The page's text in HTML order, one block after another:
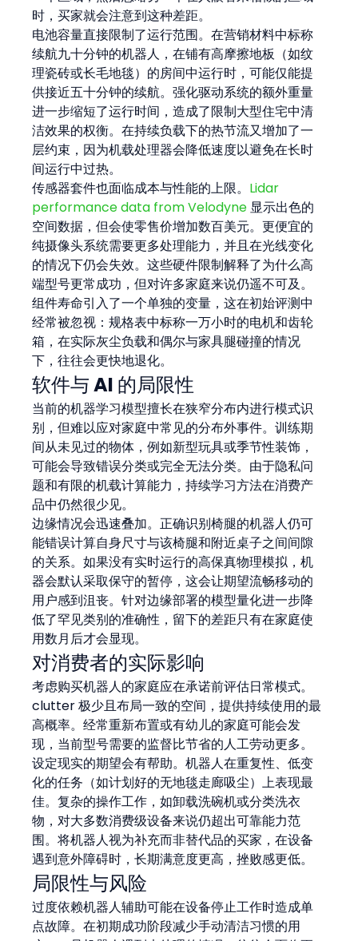
时，买家就会注意到这种差距。
电池容量直接限制了运行范围。在营销材料中标称
续航九十分钟的机器人，在铺有高摩擦地板（如纹
理瓷砖或长毛地毯）的房间中运行时，可能仅能提
供接近五十分钟的续航。强化驱动系统的额外重量
进一步缩短了运行时间，造成了限制大型住宅中清
洁效果的权衡。在持续负载下的热节流又增加了一
层约束，因为机载处理器会降低速度以避免在长时
间运行中过热。
传感器套件也面临成本与性能的上限。 Lidar
performance data from Velodyne 显示出色的
空间数据，但会使零售价增加数百美元。更便宜的
纯摄像头系统需要更多处理能力，并且在光线变化
的情况下仍会失效。这些硬件限制解释了为什么高
端型号更常成功，但对许多家庭来说仍遥不可及。
组件寿命引入了一个单独的变量，这在初始评测中
经常被忽视：规格表中标称一万小时的电机和齿轮
箱，在实际灰尘负载和偶尔与家具腿碰撞的情况
下，往往会更快地退化。
软件与 AI 的局限性
当前的机器学习模型擅长在狭窄分布内进行模式识
别，但难以应对家庭中常见的分布外事件。训练期
间从未见过的物体，例如新型玩具或季节性装饰，
可能会导致错误分类或完全无法分类。由于隐私问
题和有限的机载计算能力，持续学习方法在消费产
品中仍然很少见。
边缘情况会迅速叠加。正确识别椅腿的机器人仍可
能错误计算自身尺寸与该椅腿和附近桌子之间间隙
的关系。如果没有实时运行的高保真物理模拟，机
器会默认采取保守的暂停，这会让期望流畅移动的
用户感到沮丧。针对边缘部署的模型量化进一步降
低了罕见类别的准确性，留下的差距只有在家庭使
用数月后才会显现。
对消费者的实际影响
考虑购买机器人的家庭应在承诺前评估日常模式。
clutter 极少且布局一致的空间，提供持续使用的最
高概率。经常重新布置或有幼儿的家庭可能会发
现，当前型号需要的监督比节省的人工劳动更多。
设定现实的期望会有帮助。机器人在重复性、低变
化的任务（如计划好的无地毯走廊吸尘）上表现最
佳。复杂的操作工作，如卸载洗碗机或分类洗衣
物，对大多数消费级设备来说仍超出可靠能力范
围。将机器人视为补充而非替代品的买家，在设备
遇到意外障碍时，长期满意度更高，挫败感更低。
局限性与风险
过度依赖机器人辅助可能在设备停止工作时造成单
点故障。在初期成功阶段减少手动清洁习惯的用